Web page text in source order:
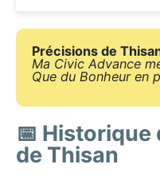
Précisions de
Ma Civic Advance
Que du Bonheur en
📅 Historique
de Thisan